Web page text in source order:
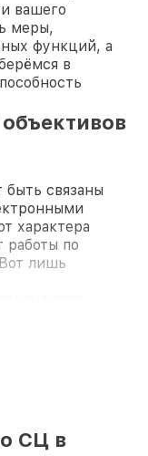
вашего
меры,
функций, а
в
быть связаны
характера
работы по
лишь
СЦ в